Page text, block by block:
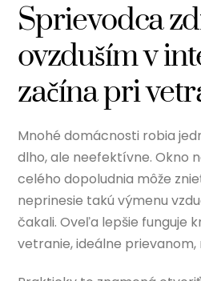
Sprievodca
ovzduším v
začína pri
Mnohé domácnosti robia
dlho, ale neefektívne. Okno
celého dopoludnia môže
neprinesie takú výmenu
čakali. Oveľa lepšie funguje
vetranie, ideálne